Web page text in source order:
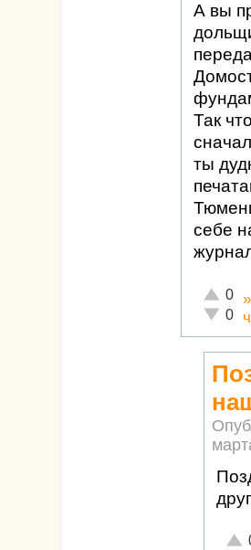
А вы
Так
ты
себе
0
0